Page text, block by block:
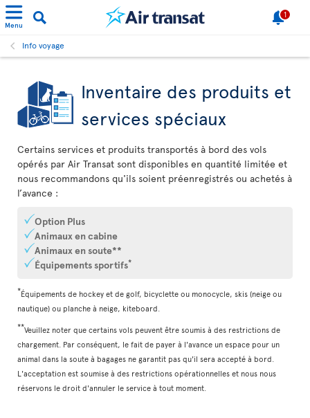
Menu
1
Info voyage
Inventaire des produits et
services spéciaux
Certains services et produits transportés à bord des vols
opérés par Air Transat sont disponibles en quantité limitée et
nous recommandons qu'ils soient préenregistrés ou achetés à
l’avance :
Option Plus
Animaux en cabine
Animaux en soute**
Équipements sportifs*
*Équipements de hockey et de golf, bicyclette ou monocycle, skis (neige ou
nautique) ou planche à neige, kiteboard.
**Veuillez noter que certains vols peuvent être soumis à des restrictions de
chargement. Par conséquent, le fait de payer à l'avance un espace pour un
animal dans la soute à bagages ne garantit pas qu'il sera accepté à bord.
L'acceptation est soumise à des restrictions opérationnelles et nous nous
réservons le droit d'annuler le service à tout moment.